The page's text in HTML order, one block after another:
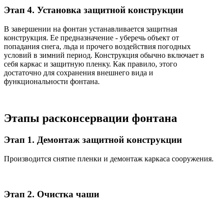
Этап 4. Установка защитной конструкции
В завершении на фонтан устанавливается защитная
конструкция. Ее предназначение - уберечь объект от
попадания снега, льда и прочего воздействия погодных
условий в зимний период. Конструкция обычно включает в
себя каркас и защитную пленку. Как правило, этого
достаточно для сохранения внешнего вида и
функциональности фонтана.
Этапы расконсервации фонтана
Этап 1. Демонтаж защитной конструкции
Производится снятие пленки и демонтаж каркаса сооружения.
Этап 2. Очистка чаши